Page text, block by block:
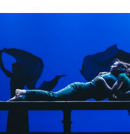
в этом мире и
закрываем глаза на
есть возможность
что-то для себя.